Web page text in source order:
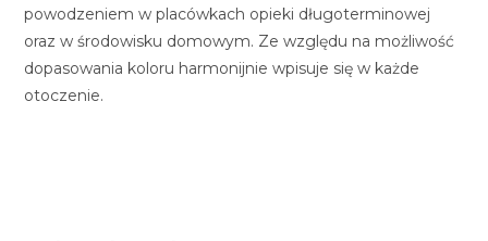
powodzeniem w placówkach opieki długoterminowej
oraz w środowisku domowym. Ze względu na możliwość
dopasowania koloru harmonijnie wpisuje się w każde
otoczenie.